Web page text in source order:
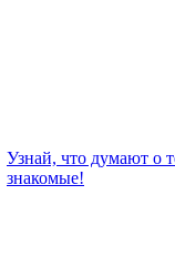
Узнай, что думают о
знакомые!